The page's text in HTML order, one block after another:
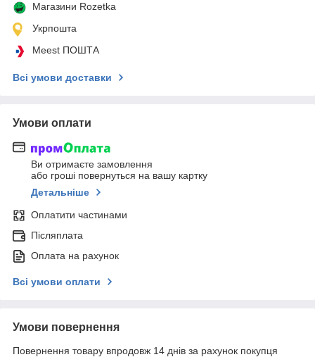
Магазини Rozetka
Укрпошта
Meest ПОШТА
Всі умови доставки
Умови оплати
Ви отримаєте замовлення
або гроші повернуться на вашу картку
Детальніше
Оплатити частинами
Післяплата
Оплата на рахунок
Всі умови оплати
Умови повернення
Повернення товару впродовж 14 днів за рахунок покупця